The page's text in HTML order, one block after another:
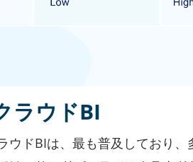
ラウドBI
ウドBIは、最も普及しており、